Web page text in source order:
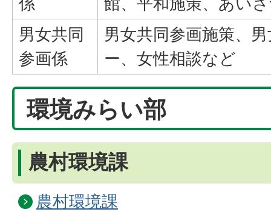
男女共同
参画係
男女共同参画施策、
ー、女性相談など
環境みらい部
農村環境課
農村環境課